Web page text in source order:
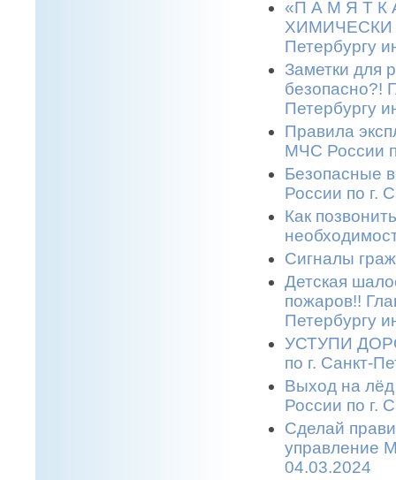
«П А М Я Т
ХИМИЧЕСКИ
Петербургу
Заметки для
безопасно?!
Петербургу
Правила
МЧС России
Безопасные
России по г.
Как
Сигналы
Детская
пожаров!!
Петербургу
УСТУПИ
по г. Санкт-
Выход на
России по г.
Сделай
управление
04.03.2024